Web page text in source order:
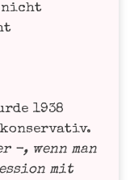
nicht
1938
-, wenn man
mit